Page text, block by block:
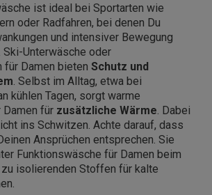
ist ideal bei Sportarten wie
oder Radfahren, bei denen Du
und intensiver Bewegung
Unterwäsche oder
für Damen bieten Schutz und
. Selbst im Alltag, etwa bei
kühlen Tagen, sorgt warme
für zusätzliche Wärme. Dabei
ins Schwitzen. Achte darauf, dass
Ansprüchen entsprechen. Sie
Funktionswäsche für Damen beim
isolierenden Stoffen für kalte